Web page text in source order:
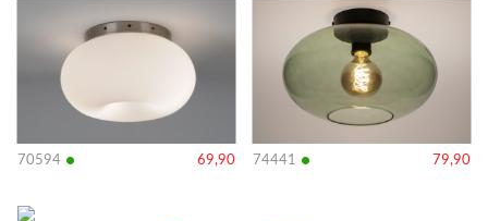
70594 • 69,90 74441 • 79,90